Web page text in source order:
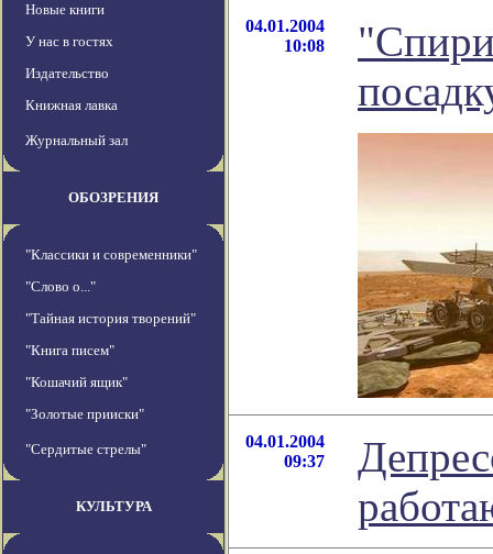
Новые книги
У нас в гостях
Издательство
Книжная лавка
Журнальный зал
ОБОЗРЕНИЯ
"Классики и современники"
"Слово о..."
"Тайная история творений"
"Книга писем"
"Кошачий ящик"
"Золотые прииски"
"Сердитые стрелы"
КУЛЬТУРА
04.01.2004
10:08
04.01.2004
09:37